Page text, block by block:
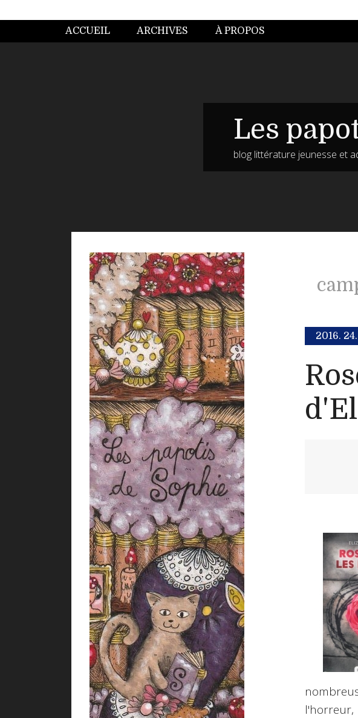
ACCUEIL ARCHIVES À PROPOS
Les
blog littérature jeunesse et
2016.